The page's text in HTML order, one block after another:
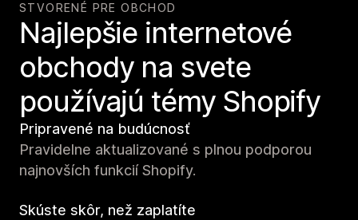
STVORENÉ PRE OBCHOD
Najlepšie internetové
obchody na svete
používajú témy Shopify
Pripravené na budúcnosť
Pravidelne aktualizované s plnou podporou
najnovších funkcií Shopify.
Skúste skôr, než zaplatíte